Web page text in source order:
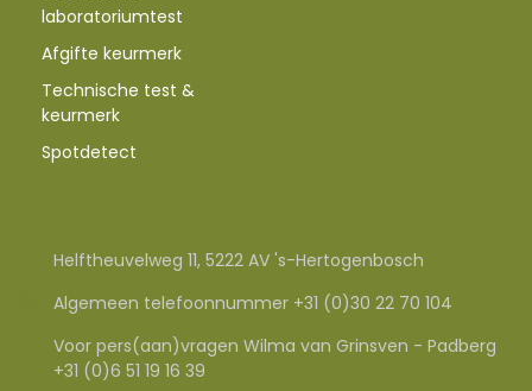
laboratoriumtest
Afgifte keurmerk
Technische test &
keurmerk
Spotdetect
Helftheuvelweg 11, 5222 AV 's-Hertogenbosch
Algemeen telefoonnummer +31 (0)30 22 70 104
Voor pers(aan)vragen Wilma van Grinsven - Padberg
+31 (0)6 51 19 16 39